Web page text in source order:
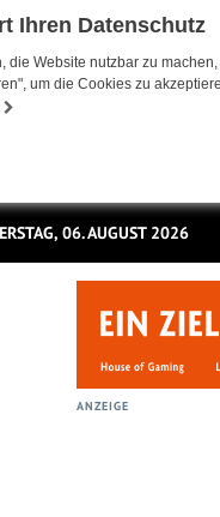
Ihren Datenschutz
Website nutzbar zu
um die Cookies zu
06. AUGUST 2026
ANZEIGE